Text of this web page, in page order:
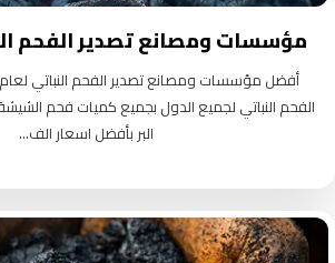
مؤسسات ومصانع تصدير الفحم
الفحم النباتي لجميع الدول بجميع كميات فحم
البر بأفضل اسعار الف...